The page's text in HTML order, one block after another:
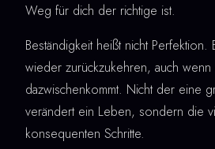
Weg für dich der richtige ist.
Beständigkeit heißt nicht Perfektion.
wieder zurückzukehren, auch wenn
dazwischenkommt. Nicht der eine
verändert ein Leben, sondern die
konsequenten Schritte.